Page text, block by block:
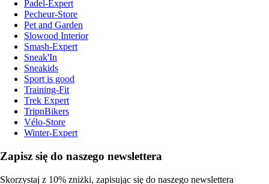
Padel-Expert
Pecheur-Store
Pet and Garden
Slowood Interior
Smash-Expert
Sneak'In
Sneakids
Sport is good
Training-Fit
Trek Expert
TripnBikers
Vélo-Store
Winter-Expert
Zapisz się do naszego newslettera
Skorzystaj z 10% zniżki, zapisując się do naszego newslettera